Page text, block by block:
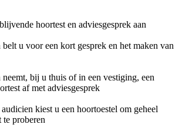
hoortest en adviesgesprek aan
u voor een kort gesprek en het maken van
neemt, bij u thuis of in een vestiging, een
af met adviesgesprek
audicien kiest u een hoortoestel om geheel
proberen